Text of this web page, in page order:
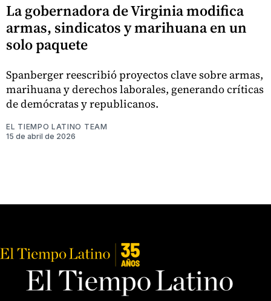
La gobernadora de Virginia modifica
armas, sindicatos y marihuana en un
solo paquete
Spanberger reescribió proyectos clave sobre armas,
marihuana y derechos laborales, generando críticas
de demócratas y republicanos.
EL TIEMPO LATINO TEAM
15 de abril de 2026